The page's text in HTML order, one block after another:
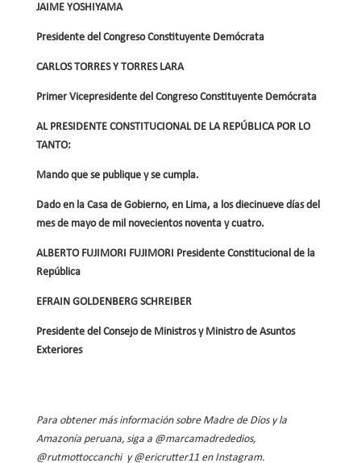
JAIME YOSHIYAMA
Presidente del Congreso Constituyente Demócrata
CARLOS TORRES Y TORRES LARA
Primer Vicepresidente del Congreso Constituyente Demócrata
AL PRESIDENTE CONSTITUCIONAL DE LA REPÚBLICA POR LO
TANTO:
Mando que se publique y se cumpla.
Dado en la Casa de Gobierno, en Lima, a los diecinueve días del
mes de mayo de mil novecientos noventa y cuatro.
ALBERTO FUJIMORI FUJIMORI Presidente Constitucional de la
República
EFRAIN GOLDENBERG SCHREIBER
Presidente del Consejo de Ministros y Ministro de Asuntos
Exteriores
Para obtener más información sobre Madre de Dios y la
Amazonía peruana, siga a @marcamadrededios,
@rutmottoccanchi y @ericrutter11 en Instagram.